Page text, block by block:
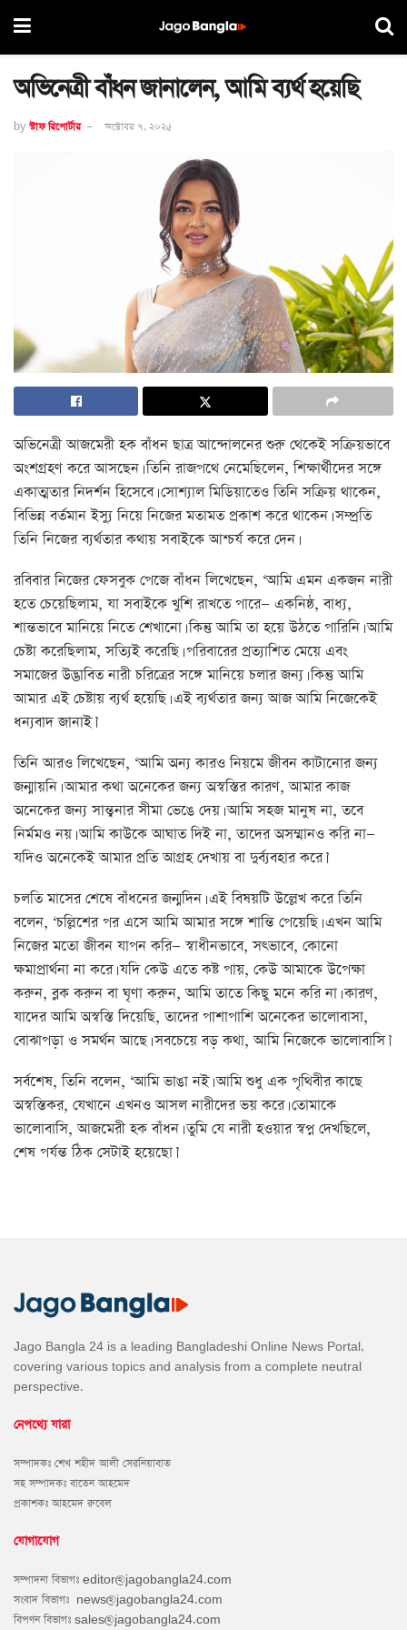
অভিনেত্রী বাঁধন জানালেন, আমি ব্যর্থ হয়েছি
by স্টাফ রিপোর্টার অক্টোবর ৭, ২০২৫
অভিনেত্রী আজমেরী হক বাঁধন ছাত্র আন্দোলনের শুরু থেকেই সক্রিয়ভাবে
অংশগ্রহণ করে আসছেন। তিনি রাজপথে নেমেছিলেন, শিক্ষার্থীদের সঙ্গে
একাত্মতার নিদর্শন হিসেবে। সোশ্যাল মিডিয়াতেও তিনি সক্রিয় থাকেন,
বিভিন্ন বর্তমান ইস্যু নিয়ে নিজের মতামত প্রকাশ করে থাকেন। সম্প্রতি
তিনি নিজের ব্যর্থতার কথায় সবাইকে আশ্চর্য করে দেন।
রবিবার নিজের ফেসবুক পেজে বাঁধন লিখেছেন, ‘আমি এমন একজন নারী
হতে চেয়েছিলাম, যা সবাইকে খুশি রাখতে পারে— একনিষ্ঠ, বাধ্য,
শান্তভাবে মানিয়ে নিতে শেখানো। কিন্তু আমি তা হয়ে উঠতে পারিনি। আমি
চেষ্টা করেছিলাম, সত্যিই করেছি। পরিবারের প্রত্যাশিত মেয়ে এবং
সমাজের উদ্ভাবিত নারী চরিত্রের সঙ্গে মানিয়ে চলার জন্য। কিন্তু আমি
আমার এই চেষ্টায় ব্যর্থ হয়েছি। এই ব্যর্থতার জন্য আজ আমি নিজেকেই
ধন্যবাদ জানাই।’
তিনি আরও লিখেছেন, ‘আমি অন্য কারও নিয়মে জীবন কাটানোর জন্য
জন্মায়নি। আমার কথা অনেকের জন্য অস্বস্তির কারণ, আমার কাজ
অনেকের জন্য সান্ত্বনার সীমা ভেঙে দেয়। আমি সহজ মানুষ না, তবে
নির্মমও নয়। আমি কাউকে আঘাত দিই না, তাদের অসম্মানও করি না—
যদিও অনেকেই আমার প্রতি আগ্রহ দেখায় বা দুর্ব্যবহার করে।’
চলতি মাসের শেষে বাঁধনের জন্মদিন। এই বিষয়টি উল্লেখ করে তিনি
বলেন, ‘চল্লিশের পর এসে আমি আমার সঙ্গে শান্তি পেয়েছি। এখন আমি
নিজের মতো জীবন যাপন করি— স্বাধীনভাবে, সৎভাবে, কোনো
ক্ষমাপ্রার্থনা না করে। যদি কেউ এতে কষ্ট পায়, কেউ আমাকে উপেক্ষা
করুন, ব্লক করুন বা ঘৃণা করুন, আমি তাতে কিছু মনে করি না। কারণ,
যাদের আমি অস্বস্তি দিয়েছি, তাদের পাশাপাশি অনেকের ভালোবাসা,
বোঝাপড়া ও সমর্থন আছে। সবচেয়ে বড় কথা, আমি নিজেকে ভালোবাসি।’
সর্বশেষ, তিনি বলেন, ‘আমি ভাঙা নই। আমি শুধু এক পৃথিবীর কাছে
অস্বস্তিকর, যেখানে এখনও আসল নারীদের ভয় করে। তোমাকে
ভালোবাসি, আজমেরী হক বাঁধন। তুমি যে নারী হওয়ার স্বপ্ন দেখছিলে,
শেষ পর্যন্ত ঠিক সেটাই হয়েছো।’
Jago Bangla 24 is a leading Bangladeshi Online News Portal,
covering various topics and analysis from a complete neutral
perspective.
নেপথ্যে যারা
সম্পাদকঃ শেখ শহীদ আলী সেরনিয়াবাত
সহ সম্পাদকঃ বাতেন আহমেদ
প্রকাশকঃ আহমেদ রুবেল
যোগাযোগ
সম্পাদনা বিভাগঃ editor@jagobangla24.com
সংবাদ বিভাগঃ news@jagobangla24.com
বিপণন বিভাগঃ sales@jagobangla24.com